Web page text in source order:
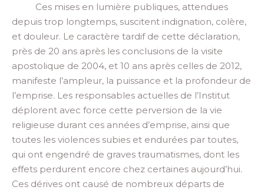
Ces mises en lumière publiques, attendues
depuis trop longtemps, suscitent indignation, colère,
et douleur. Le caractère tardif de cette déclaration,
près de 20 ans après les conclusions de la visite
apostolique de 2004, et 10 ans après celles de 2012,
manifeste l’ampleur, la puissance et la profondeur de
l’emprise. Les responsables actuelles de l’Institut
déplorent avec force cette perversion de la vie
religieuse durant ces années d’emprise, ainsi que
toutes les violences subies et endurées par toutes,
qui ont engendré de graves traumatismes, dont les
effets perdurent encore chez certaines aujourd’hui.
Ces dérives ont causé de nombreux départs de